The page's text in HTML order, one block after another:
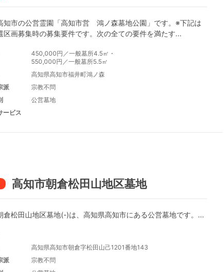
知市の公営霊園「高知市営 鴻ノ森墓地公園」です。※下記は
区画募集時の募集要件です。次の全ての要件を満たす...
450,000円／一般墓所4.5㎡・
550,000円／一般墓所5.5㎡
高知県高知市福井町鴻ノ森
派
宗教不問
公営墓地
ービス
高知市朝倉松田山地区墓地
倉松田山地区墓地(-)は、高知県高知市にある公営墓地です。...
高知県高知市朝倉字松田山己1201番地143
派
宗教不問